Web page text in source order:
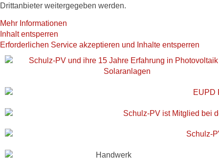
Drittanbieter weitergegeben werden.
Mehr Informationen
Inhalt entsperren
Erforderlichen Service akzeptieren und Inhalte entsperren